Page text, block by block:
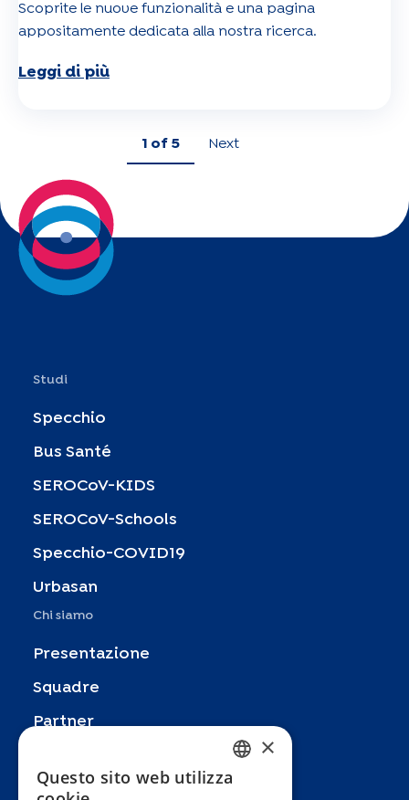
Scoprite le nuove funzionalità e una pagina
appositamente dedicata alla nostra ricerca.
Leggi di più
1 of 5 Next
Studi
Specchio
Bus Santé
SEROCoV-KIDS
SEROCoV-Schools
Specchio-COVID19
Urbasan
Chi siamo
Presentazione
Squadre
Partner
Zoom In
FRENCH
×
Questo sito web utilizza